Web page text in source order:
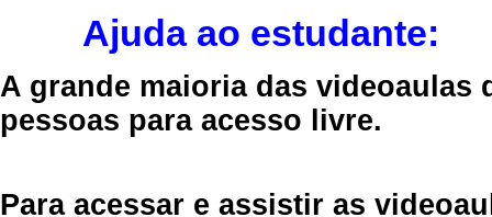
Ajuda ao estudante:
A grande maioria das videoaulas
pessoas para acesso livre.
Para acessar e assistir as